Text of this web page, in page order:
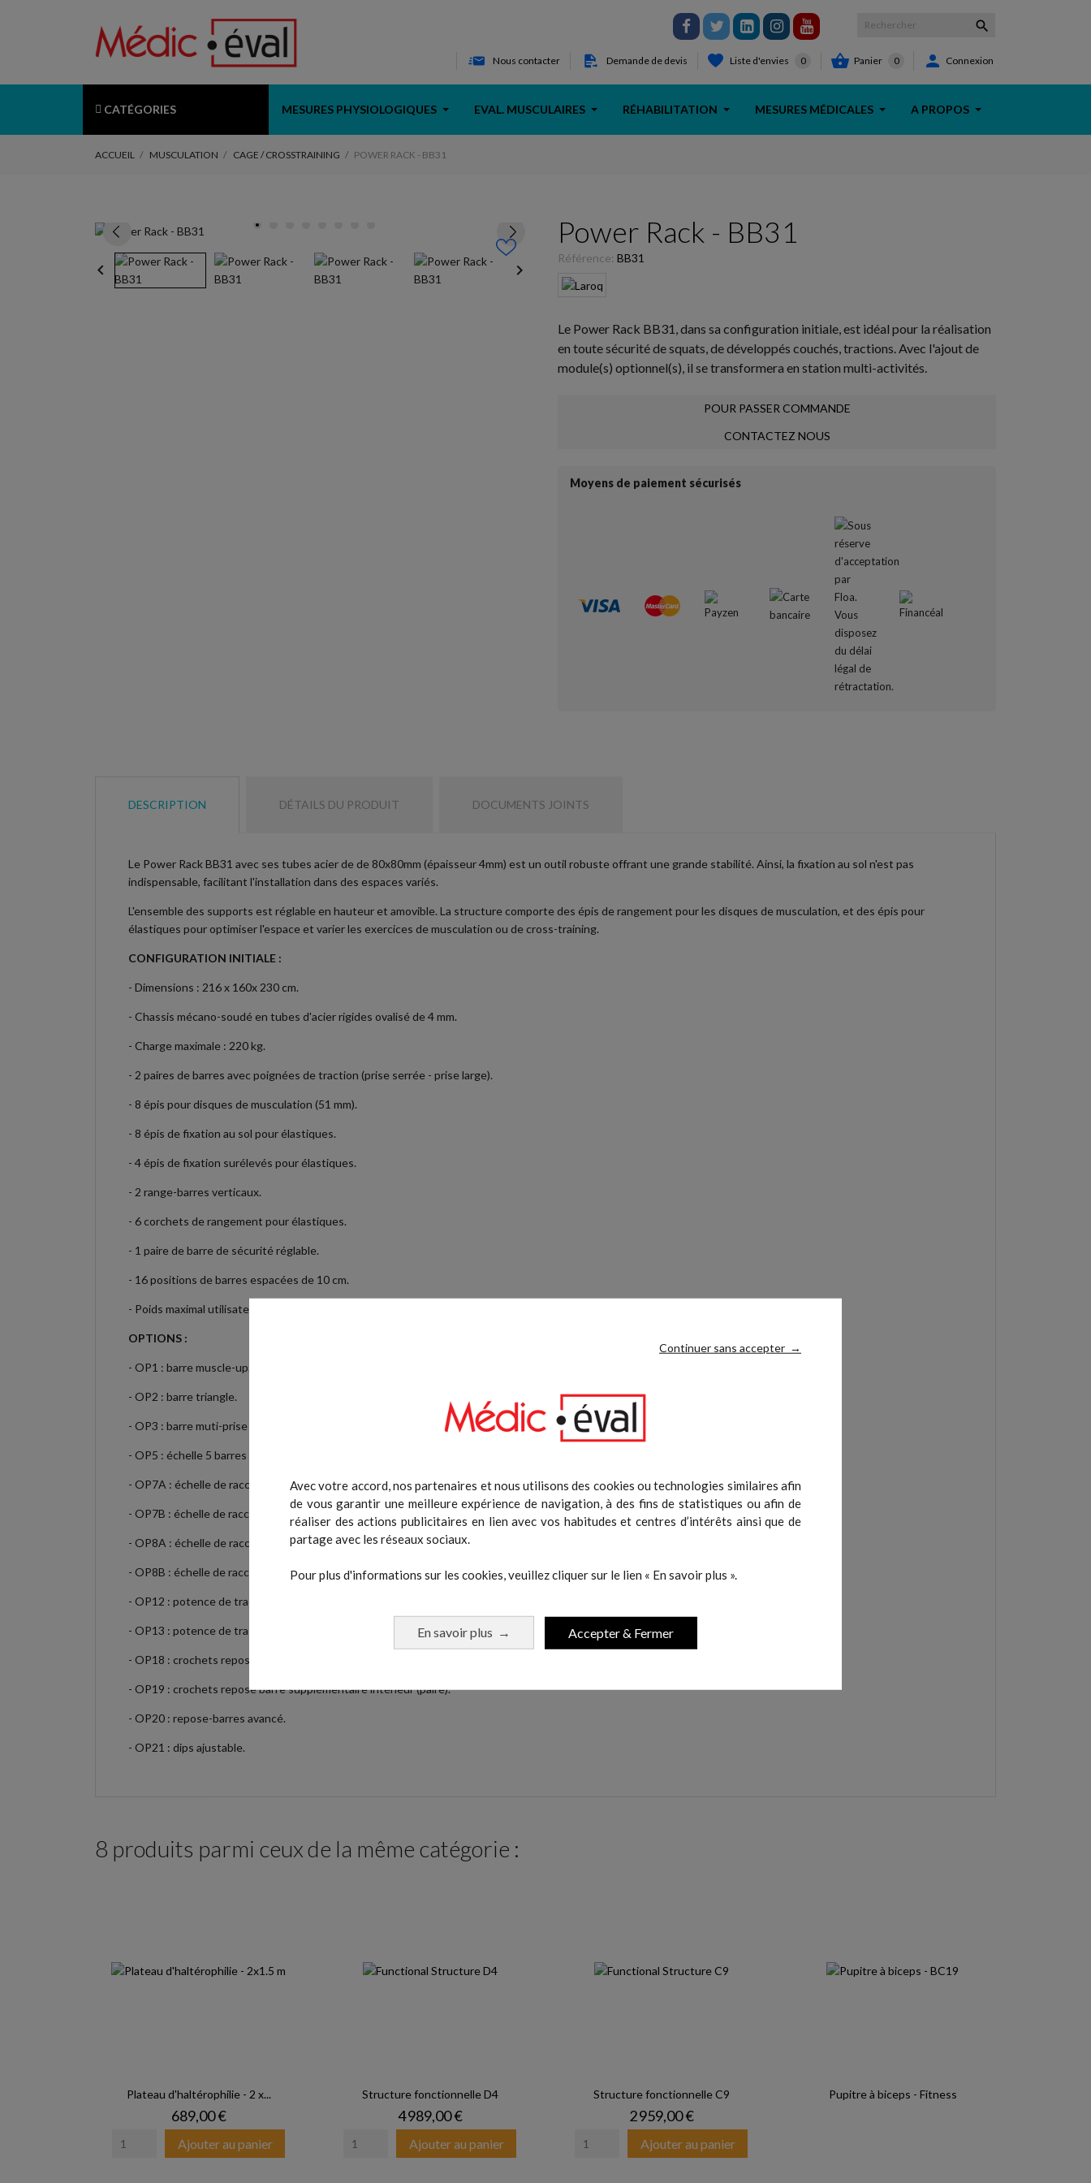
Continuer sans accepter →
Avec votre accord, nos partenaires et nous utilisons des cookies ou technologies similaires afin
de vous garantir une meilleure expérience de navigation, à des fins de statistiques ou afin de
réaliser des actions publicitaires en lien avec vos habitudes et centres d’intérêts ainsi que de
partage avec les réseaux sociaux.
Pour plus d'informations sur les cookies, veuillez cliquer sur le lien « En savoir plus ».
En savoir plus → Accepter & Fermer

Nous contacter Demande de devis Liste d'envies 0  Panier 0  Connexion
CATÉGORIES MESURES PHYSIOLOGIQUES EVAL. MUSCULAIRES RÉHABILITATION MESURES MÉDICALES A PROPOS
ACCUEIL MUSCULATION CAGE / CROSSTRAINING POWER RACK - BB31
keyboard_arrow_left keyboard_arrow_right
Power Rack - BB31
Référence: BB31
Le Power Rack BB31, dans sa configuration initiale, est idéal pour la réalisation
en toute sécurité de squats, de développés couchés, tractions. Avec l'ajout de
module(s) optionnel(s), il se transformera en station multi-activités.
POUR PASSER COMMANDE
CONTACTEZ NOUS
Moyens de paiement sécurisés
DESCRIPTION DÉTAILS DU PRODUIT DOCUMENTS JOINTS
Le Power Rack BB31 avec ses tubes acier de de 80x80mm (épaisseur 4mm) est un outil robuste offrant une grande stabilité. Ainsi, la fixation au sol n'est pas
indispensable, facilitant l'installation dans des espaces variés.
L'ensemble des supports est réglable en hauteur et amovible. La structure comporte des épis de rangement pour les disques de musculation, et des épis pour
élastiques pour optimiser l'espace et varier les exercices de musculation ou de cross-training.
CONFIGURATION INITIALE :
- Dimensions : 216 x 160x 230 cm.
- Chassis mécano-soudé en tubes d'acier rigides ovalisé de 4 mm.
- Charge maximale : 220 kg.
- 2 paires de barres avec poignées de traction (prise serrée - prise large).
- 8 épis pour disques de musculation (51 mm).
- 8 épis de fixation au sol pour élastiques.
- 4 épis de fixation surélevés pour élastiques.
- 2 range-barres verticaux.
- 6 corchets de rangement pour élastiques.
- 1 paire de barre de sécurité réglable.
- 16 positions de barres espacées de 10 cm.
- Poids maximal utilisateur : 130 kg.
OPTIONS :
- OP1 : barre muscle-up.
- OP2 : barre triangle.
- OP3 : barre muti-prise
- OP5 : échelle 5 barres à l'avant de la structure.
- OP7A : échelle de raccordement inclinée (3m).
- OP7B : échelle de raccordement inclinée (2m).
- OP8A : échelle de raccordement plate (3m).
- OP8B : échelle de raccordement plate (2m).
- OP12 : potence de traction 3 barres (fixation latérale).
- OP13 : potence de traction muscle-up (fixation latérale).
- OP18 : crochets repose barre supplémentaire extérieur (paire).
- OP19 : crochets repose barre supplémentaire intérieur (paire).
- OP20 : repose-barres avancé.
- OP21 : dips ajustable.
8 produits parmi ceux de la même catégorie :
Plateau d'haltérophilie - 2 x...
Prix
689,00 €
Ajouter au panier
Structure fonctionnelle D4
Prix
4 989,00 €
Ajouter au panier
Structure fonctionnelle C9
Prix
2 959,00 €
Ajouter au panier
Pupitre à biceps - Fitness